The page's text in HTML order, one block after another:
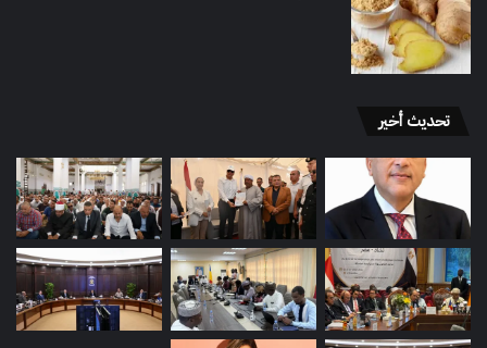
تحديث أخير